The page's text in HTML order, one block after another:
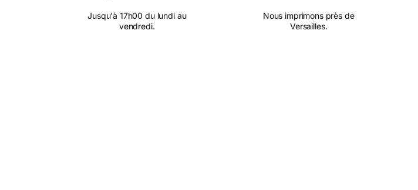
Jusqu'à 17h00 du lundi au
vendredi.
Nous imprimons près de
Versailles.